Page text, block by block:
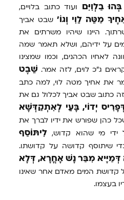
בְּהוּ בַלְוִיִּם ועוד כתוב בלויים,
מַטֵּה לֵוִי וְגוֹ' שבט אביך
היינו שיהיו משרתים את
על ידיהם, ושלא תאמר שמה
לאחיו הכהנים, וכמו שמצינו
ג"כ לוים, לזה אמר. שֵׁבֶט
את אחיך מטה לוי, למה כתב
כתוב שבט אביך לכלול גם את
יְדוֹי, בָּעֵי לְאִתְקַדְּשָׁא
כהן שפורש את ידיו לברך את
ידי מי שהוא קדוש, לִיתּוֹסַף
שיתוסף קדושה על קדושתו.
דְּמַיָּיא מִבַּרנָשׁ אָחֳרָא, דְּלָא
קדושת המים מאדם אחר שאינו
בעצמו.